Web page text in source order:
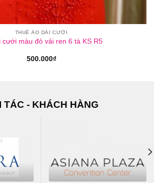
THUÊ ÁO DÀI CƯỚI
cưới màu đỏ vải ren 6 tà KS R5
500.000₫
TÁC - KHÁCH HÀNG